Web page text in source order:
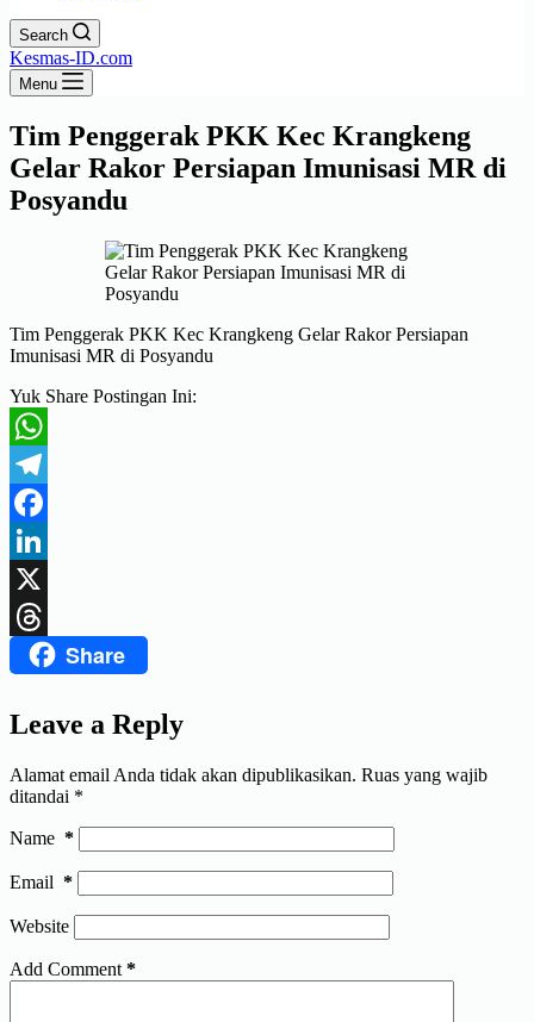
Search
Kesmas-ID.com
Menu
Tim Penggerak PKK Kec Krangkeng
Gelar Rakor Persiapan Imunisasi MR di
Posyandu
Tim Penggerak PKK Kec Krangkeng Gelar Rakor Persiapan
Imunisasi MR di Posyandu
Yuk Share Postingan Ini:
WhatsApp
Telegram
Facebook
LinkedIn
X
ThreadsShare
Leave a Reply
Alamat email Anda tidak akan dipublikasikan. Ruas yang wajib
ditandai *
Name *
Email *
Website
Add Comment *